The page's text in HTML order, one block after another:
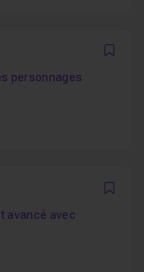
personnages
avancé avec